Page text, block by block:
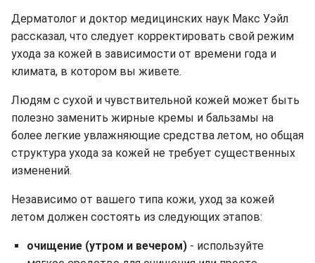
Дерматолог и доктор медицинских наук Макс Уэйл
рассказал, что следует корректировать свой режим
ухода за кожей в зависимости от времени года и
климата, в котором вы живете.
Людям с сухой и чувствительной кожей может быть
полезно заменить жирные кремы и бальзамы на
более легкие увлажняющие средства летом, но общая
структура ухода за кожей не требует существенных
изменений.
Независимо от вашего типа кожи, уход за кожей
летом должен состоять из следующих этапов:
очищение (утром и вечером) - используйте